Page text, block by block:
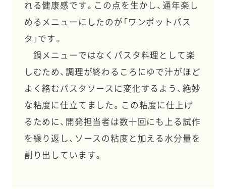
れる健康感です。この点を生かし、通年楽し
めるメニューにしたのが「ワンポットパス
タ」です。
鍋メニューではなくパスタ料理として楽
しむため、調理が終わるころにゆで汁がほど
よく絡むパスタソースに変化するよう、絶妙
な粘度に仕立てました。この粘度に仕上げ
るために、開発担当者は数十回にも上る試作
を繰り返し、ソースの粘度と加える水分量を
割り出しています。